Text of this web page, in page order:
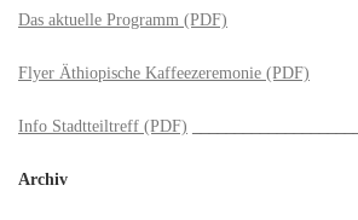
Das aktuelle Programm (PDF)
Flyer Äthiopische Kaffeezeremonie (PDF)
Info Stadtteiltreff (PDF)
Archiv